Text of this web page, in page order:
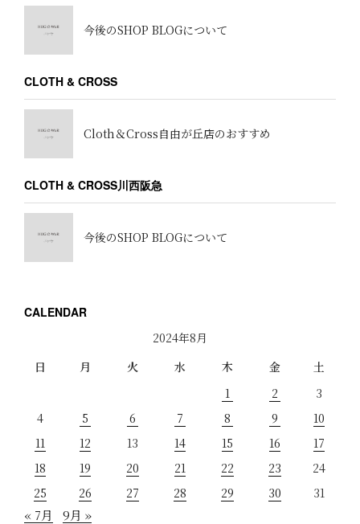
今後のSHOP BLOGについて
CLOTH & CROSS
Cloth＆Cross自由が丘店のおすすめ
CLOTH & CROSS川西阪急
今後のSHOP BLOGについて
CALENDAR
2024年8月
日
月 火 水 木 金
土
1
2
3
4
5 6 7 8 9
10
11
12 13 14 15 16
17
18
19 20 21 22 23
24
25
26 27 28 29 30 31
« 7月 9月 »